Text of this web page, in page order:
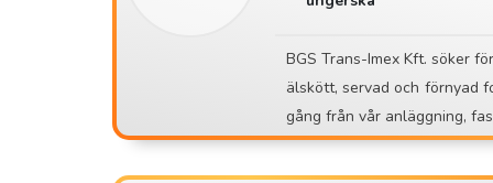
kningar från nybörjare! Vi erbjuder fullständig utbildning. 🤝 Hos oss är en positiv inställnin
örutsägbart arbete – kom och arbeta i ett
l.com 📱 +36 30 535 2693 ⚠️ Ansök endast om du verkligen kan komma på ett personligt m
öte!
BGS Trans-Imex Kft. söker förare med CE-kategori för internationella transportuppdrag. • V
älskött, servad och förnyad fordonsflotta • 32 års erfarenhet